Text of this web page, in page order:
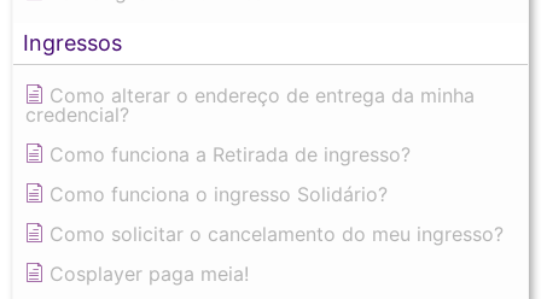
Ingressos
Como alterar o endereço de entrega da minha
credencial?
Como funciona a Retirada de ingresso?
Como funciona o ingresso Solidário?
Como solicitar o cancelamento do meu ingresso?
Cosplayer paga meia!